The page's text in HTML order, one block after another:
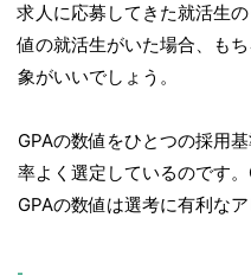
求人に応募してきた就活生
値の就活生がいた場合、も
象がいいでしょう。
GPAの数値をひとつの採用
率よく選定しているのです
GPAの数値は選考に有利な